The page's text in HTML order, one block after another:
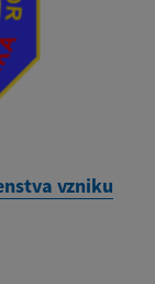
vzniku